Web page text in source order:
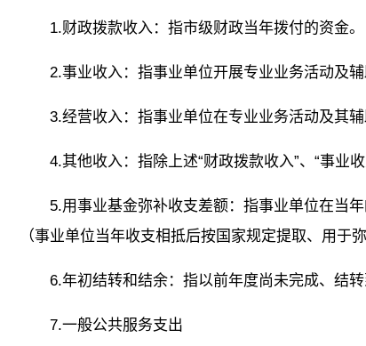
1.财政拨款收入：指市级财政当年拨付的资金。
2.事业收入：指事业单位开展专业业务活动及辅
3.经营收入：指事业单位在专业业务活动及其
4.其他收入：指除上述“财政拨款收入”、“事业
5.用事业基金弥补收支差额：指事业单位在当
（事业单位当年收支相抵后按国家规定提取、用于
6.年初结转和结余：指以前年度尚未完成、结
7.一般公共服务支出